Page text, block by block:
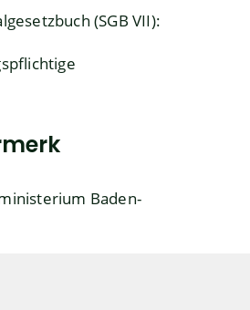
(SGB VII):
Baden-